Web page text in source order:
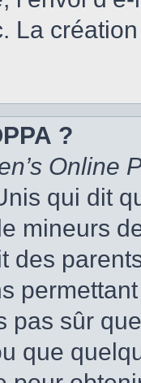
La
?
Online
qui dit
mineurs
des
pas sûr
que